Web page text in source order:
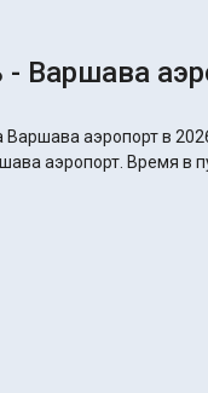
- Варшава
аэропорт в
аэропорт. Время в